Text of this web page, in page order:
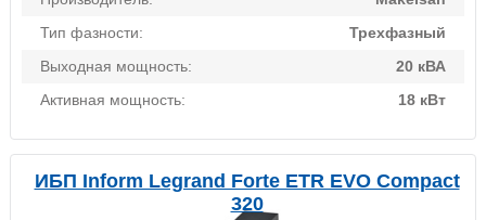
Тип фазности:
Трехфазный
Выходная мощность:
20 кВА
Активная мощность:
18 кВт
ИБП Inform Legrand Forte ETR EVO Compact
320